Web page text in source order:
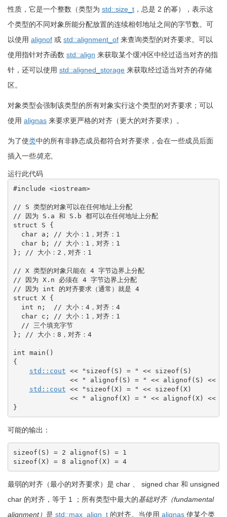
性质，它是一个整数（类型为 std::size_t ，总是 2 的幂），表示这
个类型的不同对象所能分配放置的连续相邻地址之间的字节数。可
以使用 alignof 或 std::alignment_of 来查询类型的对齐要求。可以
使用指针对齐函数 std::align 来获取某个缓冲区中经过适当对齐的指
针，还可以使用 std::aligned_storage 来获取经过适当对齐的存储
区。
对象类型会强制该类型的所有对象实行这个类型的对齐要求；可以
使用 alignas 来要求更严格的对齐（更大的对齐要求）。
为了使类中的所有非静态成员都符合对齐要求，会在一些成员后面
插入一些填充。
运行此代码
#include <iostream>
// S 类型的对象可以在任何地址上分配
// 因为 S.a 和 S.b 都可以在任何地址上分配
struct S {
char a ;
// 大小：1，对齐：1
char b ;
// 大小：1，对齐：1
} ; // 大小：2，对齐：1
// X 类型的对象只能在 4 字节边界上分配
// 因为 X.n 必须在 4 字节边界上分配
// 因为 int 的对齐要求（通常）就是 4
struct X {
int n ;
// 大小：4，对齐：4
char c ;
// 大小：1，对齐：1
// 三个填充字节
} ; // 大小：8，对齐：4
int main ( )
{
std:: cout << "sizeof(S) = " << sizeof ( S )
<<
" alignof(S) = " << alignof ( S ) <<
std:: cout << "sizeof(X) = " << sizeof (X)
<<
" alignof(X) = " << alignof (X) <<
}
可能的输出：
sizeof(S) = 2 alignof(S) = 1
sizeof(X) = 8 alignof(X) = 4
最弱的对齐（最小的对齐要求）是 char signed char 和 unsigned
char 的对齐，等于 1 ；所有类型中最大的基础对齐（fundamental
alignment） 是 std::max_align_t 的对齐。当使用 alignas 使某个类